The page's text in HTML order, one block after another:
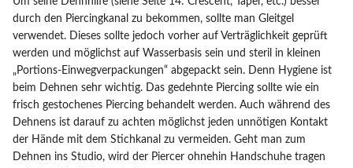
durch den Piercingkanal zu bekommen, sollte man Gleitgel
verwendet. Dieses sollte jedoch vorher auf Verträglichkeit geprüft
werden und möglichst auf Wasserbasis sein und steril in kleinen
„Portions-Einwegverpackungen“ abgepackt sein. Denn Hygiene ist
beim Dehnen sehr wichtig. Das gedehnte Piercing sollte wie ein
frisch gestochenes Piercing behandelt werden. Auch während des
Dehnens ist darauf zu achten möglichst jeden unnötigen Kontakt
der Hände mit dem Stichkanal zu vermeiden. Geht man zum
Dehnen ins Studio, wird der Piercer ohnehin Handschuhe tragen